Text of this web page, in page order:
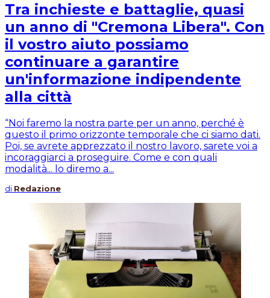
Tra inchieste e battaglie, quasi
un anno di "Cremona Libera". Con
il vostro aiuto possiamo
continuare a garantire
un'informazione indipendente
alla città
“Noi faremo la nostra parte per un anno, perché è
questo il primo orizzonte temporale che ci siamo dati.
Poi, se avrete apprezzato il nostro lavoro, sarete voi a
incoraggiarci a proseguire. Come e con quali
modalità... lo diremo a...
di Redazione